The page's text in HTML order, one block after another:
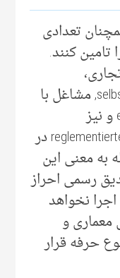
تعدادی
تامین کنند.
selbständige Tätigkeiten im Handwerk, مشاغل با
مجوز erlaubnispflichtige Gewerbe و نیز
تخصص‌های ضابطه‌ای reglementierte Berufe در
به معنی‌ این
رسمی‌ احراز
نخواهد
و
حرفه قرار